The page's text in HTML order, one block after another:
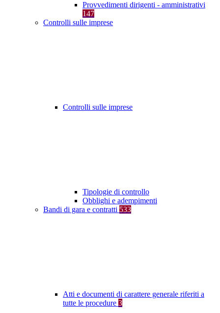
Provvedimenti dirigenti - amministrativi
147
Controlli sulle imprese
Controlli sulle imprese
Tipologie di controllo
Obblighi e adempimenti
Bandi di gara e contratti 533
Atti e documenti di carattere generale riferiti a
tutte le procedure 3